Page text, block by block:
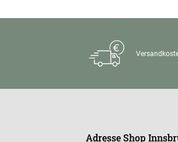
Adresse Shop